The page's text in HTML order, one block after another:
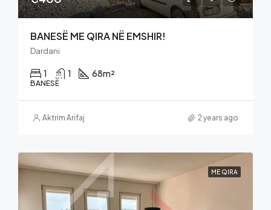
BANESË ME QIRA NË EMSHIR!
Dardani
1 1 68m²
BANESË
Aktrim Arifaj 2 years ago
ME QIRA